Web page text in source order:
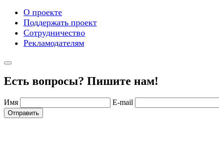
О проекте
Поддержать проект
Сотрудничество
Рекламодателям
Есть вопросы? Пишите нам!
Имя E-mail